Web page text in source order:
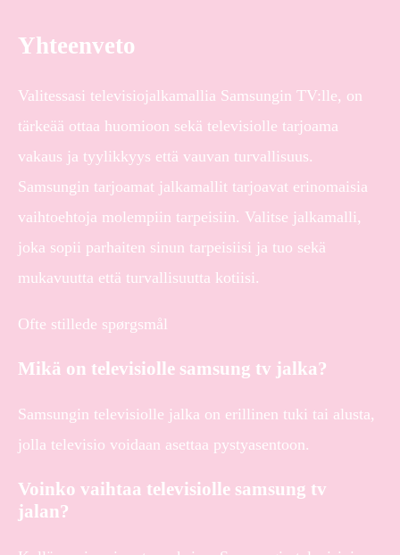
Yhteenveto
Valitessasi televisiojalkamallia Samsungin TV:lle, on
tärkeää ottaa huomioon sekä televisiolle tarjoama
vakaus ja tyylikkyys että vauvan turvallisuus.
Samsungin tarjoamat jalkamallit tarjoavat erinomaisia
vaihtoehtoja molempiin tarpeisiin. Valitse jalkamalli,
joka sopii parhaiten sinun tarpeisiisi ja tuo sekä
mukavuutta että turvallisuutta kotiisi.
Ofte stillede spørgsmål
Mikä on televisiolle samsung tv jalka?
Samsungin televisiolle jalka on erillinen tuki tai alusta,
jolla televisio voidaan asettaa pystyasentoon.
Voinko vaihtaa televisiolle samsung tv
jalan?